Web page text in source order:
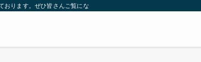
ります。ぜひ皆さんご覧になっていってください。